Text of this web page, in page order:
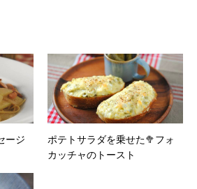
ージ
ポテトサラダを乗せた🥦フォ
カッチャのトースト